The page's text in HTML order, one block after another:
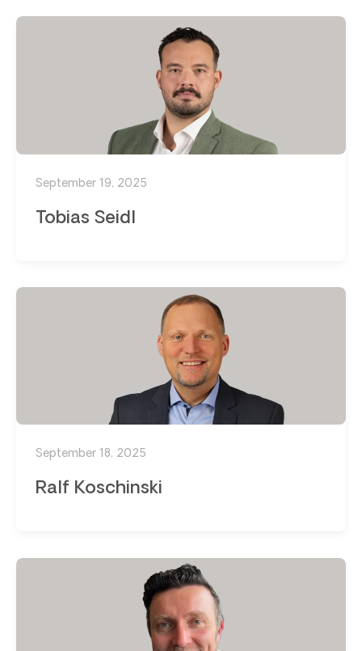
September 19, 2025
Tobias Seidl
September 18, 2025
Ralf Koschinski